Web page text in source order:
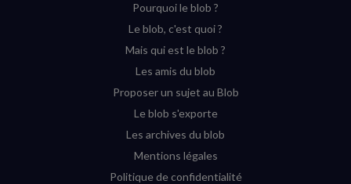
Instagram
(nouvelle
Facebook
(nouvelle
Pourquoi le blob ?
Le blob, c'est quoi ?
Mais qui est le blob ?
Les amis du blob
Proposer un sujet au Blob
Le blob s'exporte
Les archives du blob
Mentions légales
Politique de confidentialité